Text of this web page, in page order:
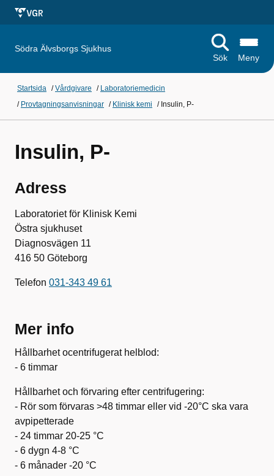
Södra Älvsborgs Sjukhus
Sök
Meny
Startsida /Vårdgivare / Laboratoriemedicin
/ Provtagningsanvisningar / Klinisk kemi / Insulin, P-
Insulin, P-
Adress
Laboratoriet för Klinisk Kemi
Östra sjukhuset
Diagnosvägen 11
416 50 Göteborg
Telefon 031-343 49 61
Mer info
Hållbarhet ocentrifugerat helblod:
- 6 timmar
Hållbarhet och förvaring efter centrifugering:
- Rör som förvaras >48 timmar eller vid -20°C ska vara
avpipetterade
- 24 timmar 20-25 °C
- 6 dygn 4-8 °C
- 6 månader -20 °C